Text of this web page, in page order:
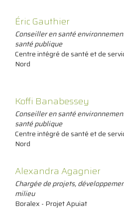
Éric Gauthier
Conseiller en santé
santé publique
Centre intégré de santé et de
Nord
Koffi Banabessey
Conseiller en santé
santé publique
Centre intégré de santé et de
Nord
Alexandra Agagnier
Chargée de projets,
milieu
Boralex - Projet Apuiat